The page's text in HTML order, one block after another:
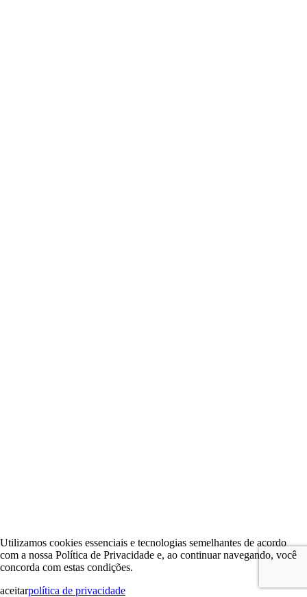
Utilizamos cookies essenciais e tecnologias semelhantes de acordo
com a nossa Política de Privacidade e, ao continuar navegando, você
concorda com estas condições.
aceitarpolítica de privacidade